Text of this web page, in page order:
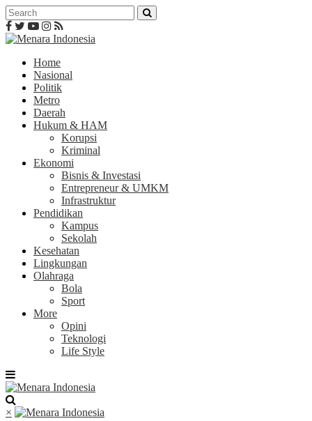
Home
Nasional
Politik
Metro
Daerah
Hukum & HAM
Korupsi
Kriminal
Ekonomi
Bisnis & Investasi
Entrepreneur & UMKM
Infrastruktur
Pendidikan
Kampus
Sekolah
Kesehatan
Lingkungan
Olahraga
Bola
Sport
More
Opini
Teknologi
Life Style
×